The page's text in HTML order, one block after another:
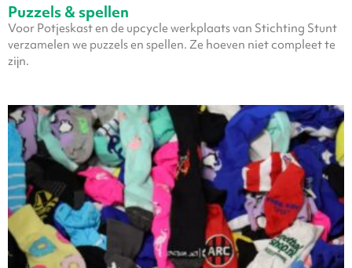
Puzzels & spellen
Voor Potjeskast en de upcycle werkplaats van Stichting Stunt
verzamelen we puzzels en spellen. Ze hoeven niet compleet te
zijn.